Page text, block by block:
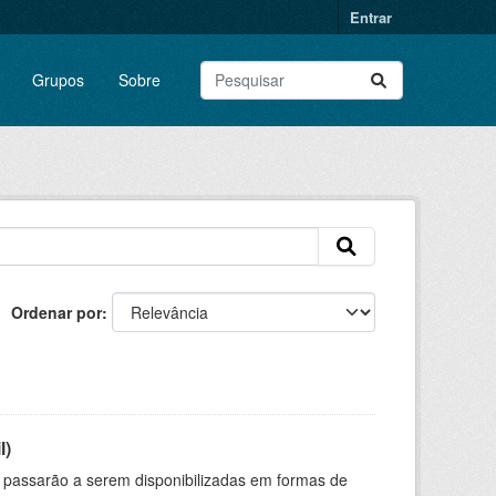
Entrar
Grupos Sobre
Ordenar por
a serem disponibilizadas em formas de